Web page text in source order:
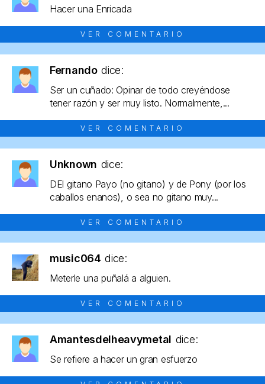
Hacer una Enricada
VER COMENTARIO
Fernando dice:
Ser un cuñado: Opinar de todo creyéndose
tener razón y ser muy listo. Normalmente,...
VER COMENTARIO
Unknown dice:
DEl gitano Payo (no gitano) y de Pony (por los
caballos enanos), o sea no gitano muy...
VER COMENTARIO
music064 dice:
Meterle una puñalá a alguien.
VER COMENTARIO
Amantesdelheavymetal dice:
Se refiere a hacer un gran esfuerzo